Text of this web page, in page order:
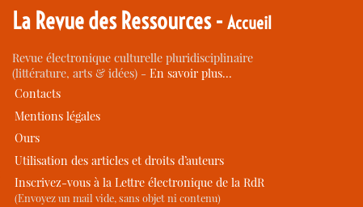
La Revue des Ressources -Accueil
Revue électronique culturelle pluridisciplinaire
(littérature, arts & idées) -En savoir plus…
Contacts
Mentions légales
Ours
Utilisation des articles et droits d’auteurs
Inscrivez-vous à la Lettre électronique de la RdR
(Envoyez un mail vide, sans objet ni contenu)